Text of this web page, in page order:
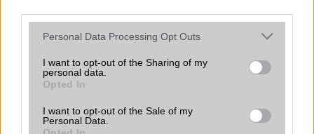
Please note that this website/app uses one or more Google
not limited to your visit or usage behaviour. You may click to
grant or deny consent to Google and its third-party tags to
use your data for below specified purposes in below Google
consent section.
Personal Data Processing Opt Outs
I want to opt-out of the Sharing of my
personal data.
Opted In
I want to opt-out of the Sale of my
Personal Data.
amelyek maguktól dolgoznak a háttérben.
Google Maps vs. Waze: A két
navigációs óriás küzdelme a
telefonunkon
2026.08.09 | Android Police
Bár a Google mindkét alkalmazást birtokolja, még mindig